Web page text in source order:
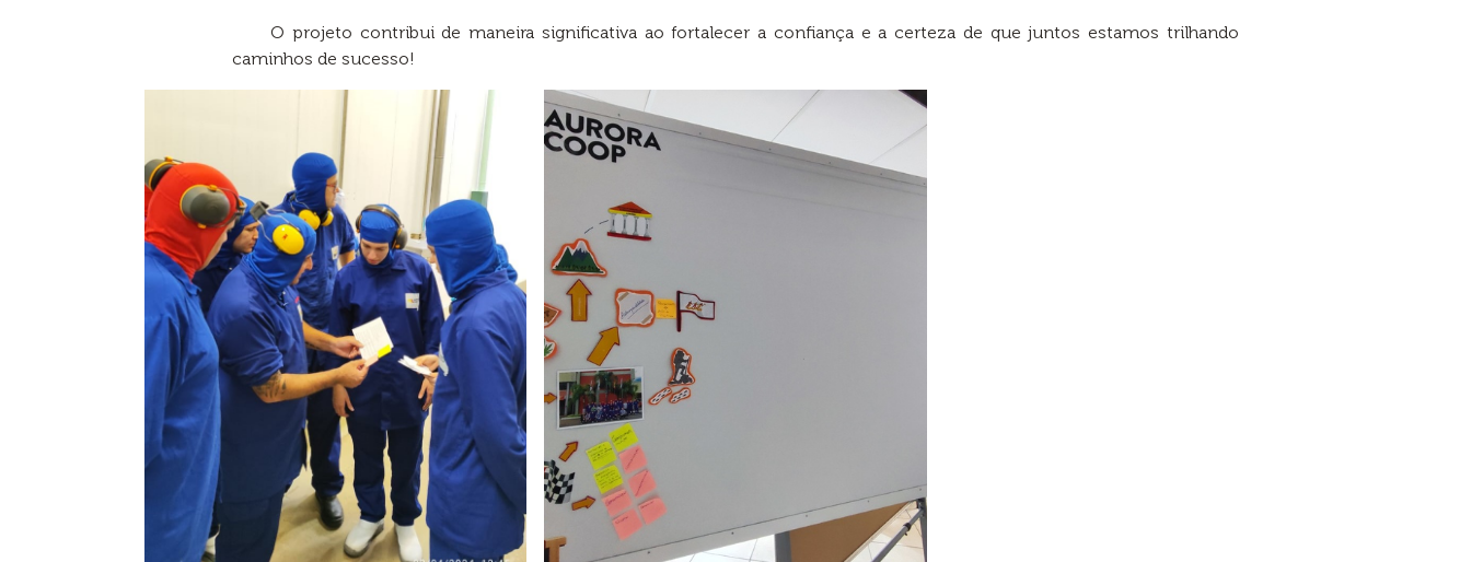
O projeto contribui de maneira significativa ao fortalecer a confiança e a certeza de que juntos estamos trilhando
caminhos de sucesso!